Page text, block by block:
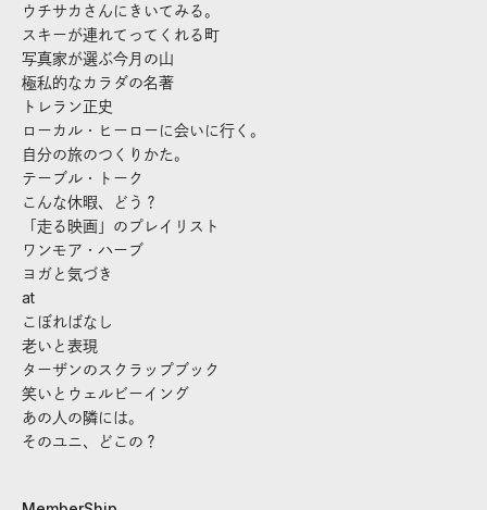
ウチサカさんにきいてみる。
スキーが連れてってくれる町
写真家が選ぶ今月の山
極私的なカラダの名著
トレラン正史
ローカル・ヒーローに会いに行く。
自分の旅のつくりかた。
テーブル・トーク
こんな休暇、どう？
「走る映画」のプレイリスト
ワンモア・ハーブ
ヨガと気づき
at
こぼればなし
老いと表現
ターザンのスクラップブック
笑いとウェルビーイング
あの人の隣には。
そのユニ、どこの？